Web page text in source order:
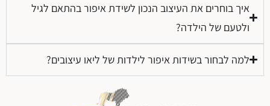
איך בוחרים את העיצוב הנכון לשידת איפור בהתאם לגיל
ולטעם של הילדה?
למה לבחור בשידות איפור לילדות של ליאו עיצובים?